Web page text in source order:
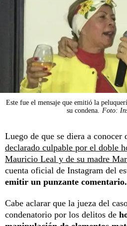
Este fue el mensaje que emitió la
su condena.
Foto:
Luego de que se diera a conocer
declarado culpable por el doble
Mauricio Leal y de su madre
cuenta oficial de Instagram del
emitir un punzante comentario.
Cabe aclarar que la jueza del
condenatorio por los delitos de